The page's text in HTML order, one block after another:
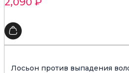
Лосьон против выпадения